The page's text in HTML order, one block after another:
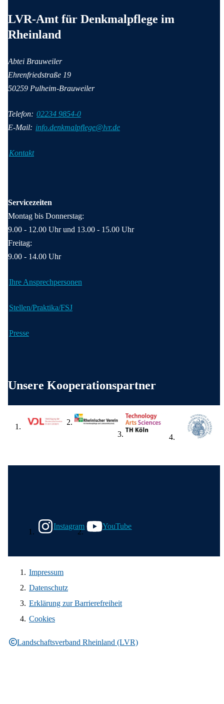
LVR-Amt für Denkmalpflege im
Rheinland
Abtei Brauweiler
Ehrenfriedstraße 19
50259 Pulheim-Brauweiler
Telefon: 02234 9854-0
E-Mail: info.denkmalpflege@lvr.de
Kontakt
Servicezeiten
Montag bis Donnerstag:
9.00 - 12.00 Uhr und 13.00 - 15.00 Uhr
Freitag:
9.00 - 14.00 Uhr
Ihre Ansprechpersonen
Stellen/Praktika/FSJ
Presse
Unsere Kooperationspartner
Instagram
YouTube
Landschaftsverband Rheinland (LVR)
Impressum
Datenschutz
Erklärung zur Barrierefreiheit
Cookies